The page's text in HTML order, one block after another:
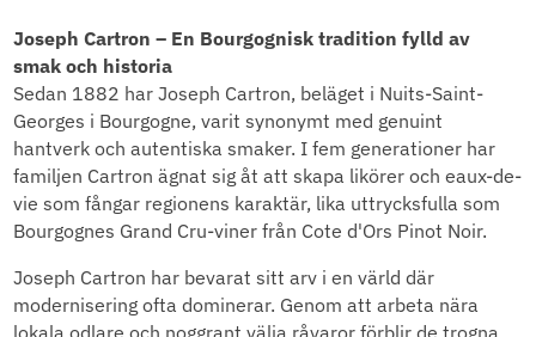
Joseph Cartron – En Bourgognisk tradition fylld av
smak och historia
Sedan 1882 har Joseph Cartron, beläget i Nuits-Saint-
Georges i Bourgogne, varit synonymt med genuint
hantverk och autentiska smaker. I fem generationer har
familjen Cartron ägnat sig åt att skapa likörer och eaux-de-
vie som fångar regionens karaktär, lika uttrycksfulla som
Bourgognes Grand Cru-viner från Cote d'Ors Pinot Noir.
Joseph Cartron har bevarat sitt arv i en värld där
modernisering ofta dominerar. Genom att arbeta nära
lokala odlare och noggrant välja råvaror förblir de trogna